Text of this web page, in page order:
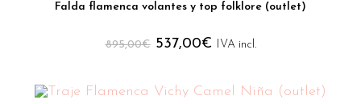
Falda flamenca volantes y top folklore (outlet)
895,00€ 537,00€ IVA incl.